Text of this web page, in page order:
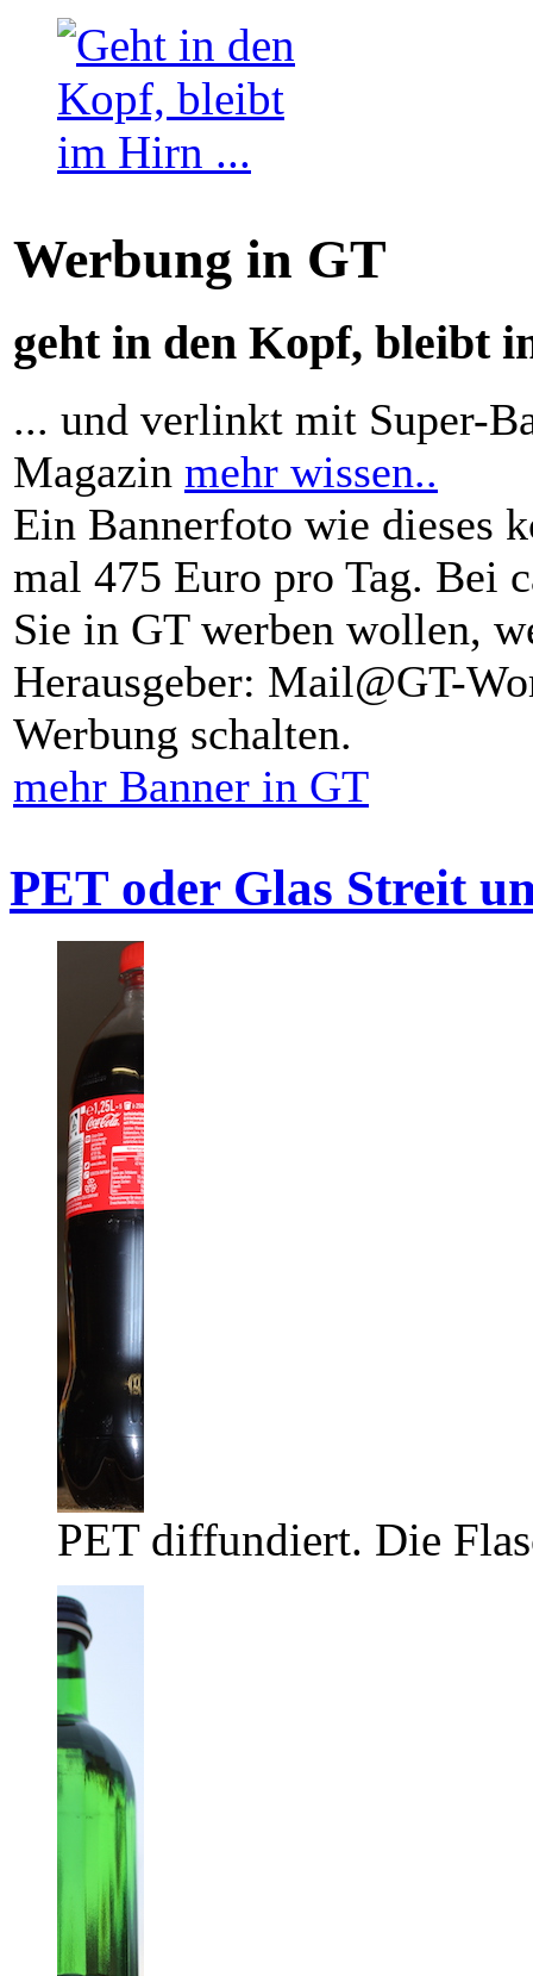
Werbung in GT
geht in den Kopf, bleibt
... und verlinkt mit Super-
Magazin mehr wissen..
Ein Bannerfoto wie dieses
mal 475 Euro pro Tag. Bei
Sie in GT werben wollen,
Herausgeber: Mail@GT-
Werbung schalten.
mehr Banner in GT
PET oder Glas Streit
PET diffundiert. Die